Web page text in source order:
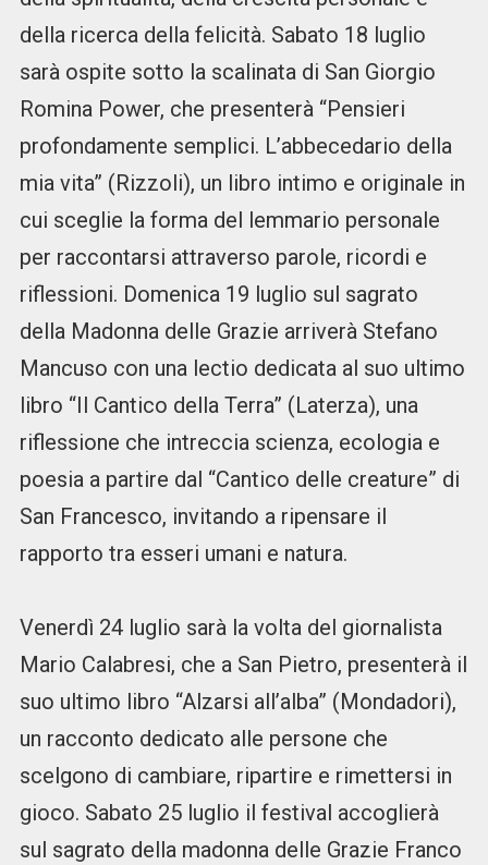
della ricerca della felicità. Sabato 18 luglio
sarà ospite sotto la scalinata di San Giorgio
Romina Power, che presenterà “Pensieri
profondamente semplici. L’abbecedario della
mia vita” (Rizzoli), un libro intimo e originale in
cui sceglie la forma del lemmario personale
per raccontarsi attraverso parole, ricordi e
riflessioni. Domenica 19 luglio sul sagrato
della Madonna delle Grazie arriverà Stefano
Mancuso con una lectio dedicata al suo ultimo
libro “Il Cantico della Terra” (Laterza), una
riflessione che intreccia scienza, ecologia e
poesia a partire dal “Cantico delle creature” di
San Francesco, invitando a ripensare il
rapporto tra esseri umani e natura.
Venerdì 24 luglio sarà la volta del giornalista
Mario Calabresi, che a San Pietro, presenterà il
suo ultimo libro “Alzarsi all’alba” (Mondadori),
un racconto dedicato alle persone che
scelgono di cambiare, ripartire e rimettersi in
gioco. Sabato 25 luglio il festival accoglierà
sul sagrato della madonna delle Grazie Franco